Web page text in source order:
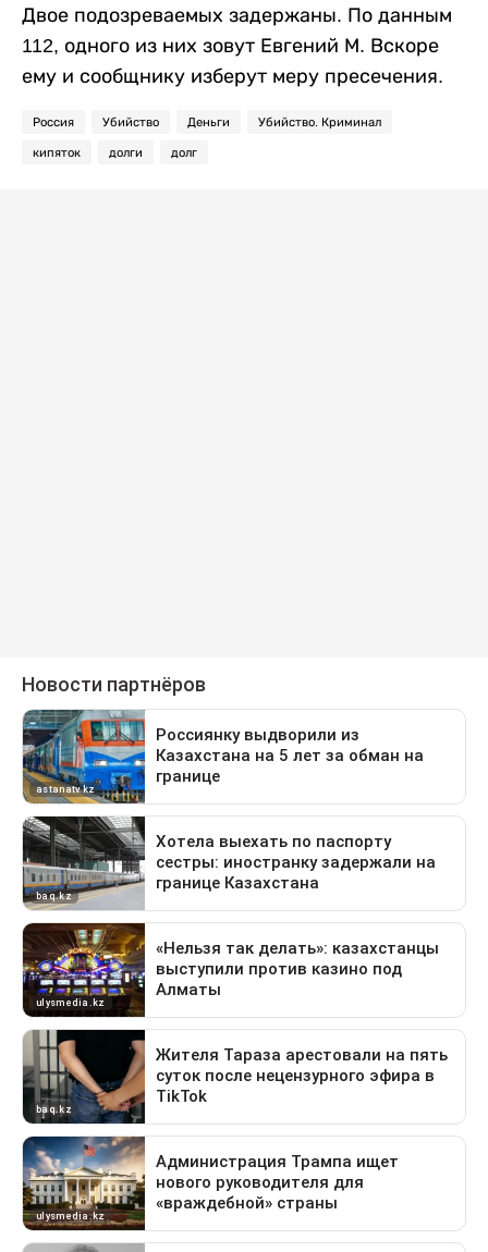
Двое подозреваемых задержаны. По данным
112, одного из них зовут Евгений М. Вскоре
ему и сообщнику изберут меру пресечения.
Россия Убийство Деньги Убийство. Криминал
кипяток долги долг